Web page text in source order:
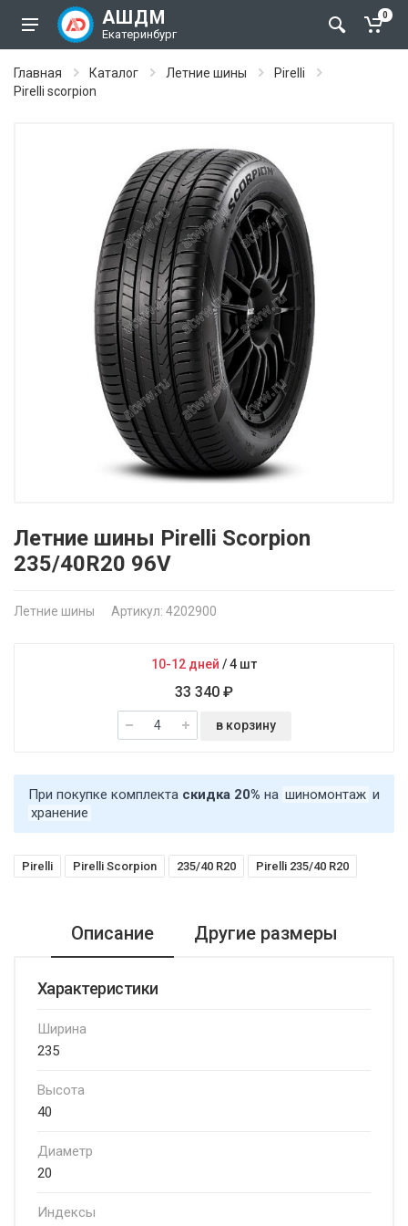
АШДМ
Екатеринбург
0
Главная Каталог Летние шины
Pirelli
Pirelli scorpion
Летние шины Pirelli Scorpion
235/40R20 96V
Летние шины Артикул: 4202900
10-12 дней /4 шт
33 340 ₽
в корзину
При покупке комплекта скидка 20% на шиномонтаж и
хранение
Pirelli Pirelli Scorpion 235/40 R20 Pirelli 235/40 R20
Описание Другие размеры
Характеристики
Ширина
235
Высота
40
Диаметр
20
Индексы